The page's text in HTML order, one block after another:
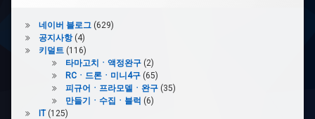
타
네이버 블로그(629)
공지사항(4)
키덜트(116)
타마고치ㆍ액정완구(2)
RCㆍ드론ㆍ미니4구(65)
피규어ㆍ프라모델ㆍ완구(35)
만들기ㆍ수집ㆍ블럭 (6)
IT(125)